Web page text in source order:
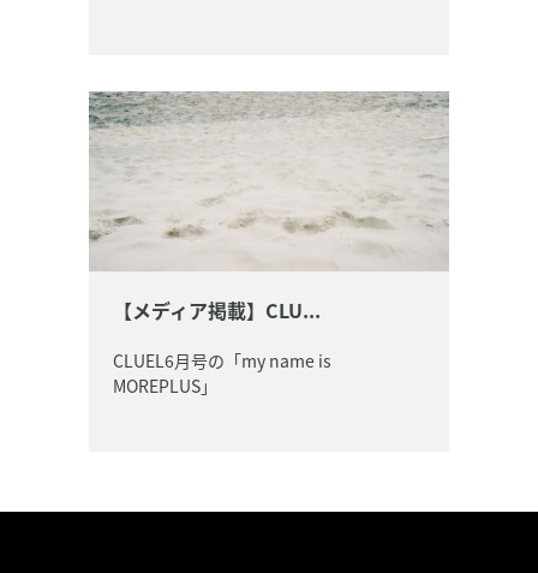
【メディア掲載】CLU...
CLUEL6月号の「my name is
MOREPLUS」